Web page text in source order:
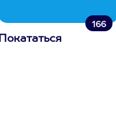
166
Покататься